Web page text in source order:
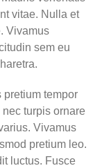
vitae. Nulla et
Vivamus
sem eu
pretium tempor
turpis ornare
Vivamus
pretium leo.
luctus. Fusce